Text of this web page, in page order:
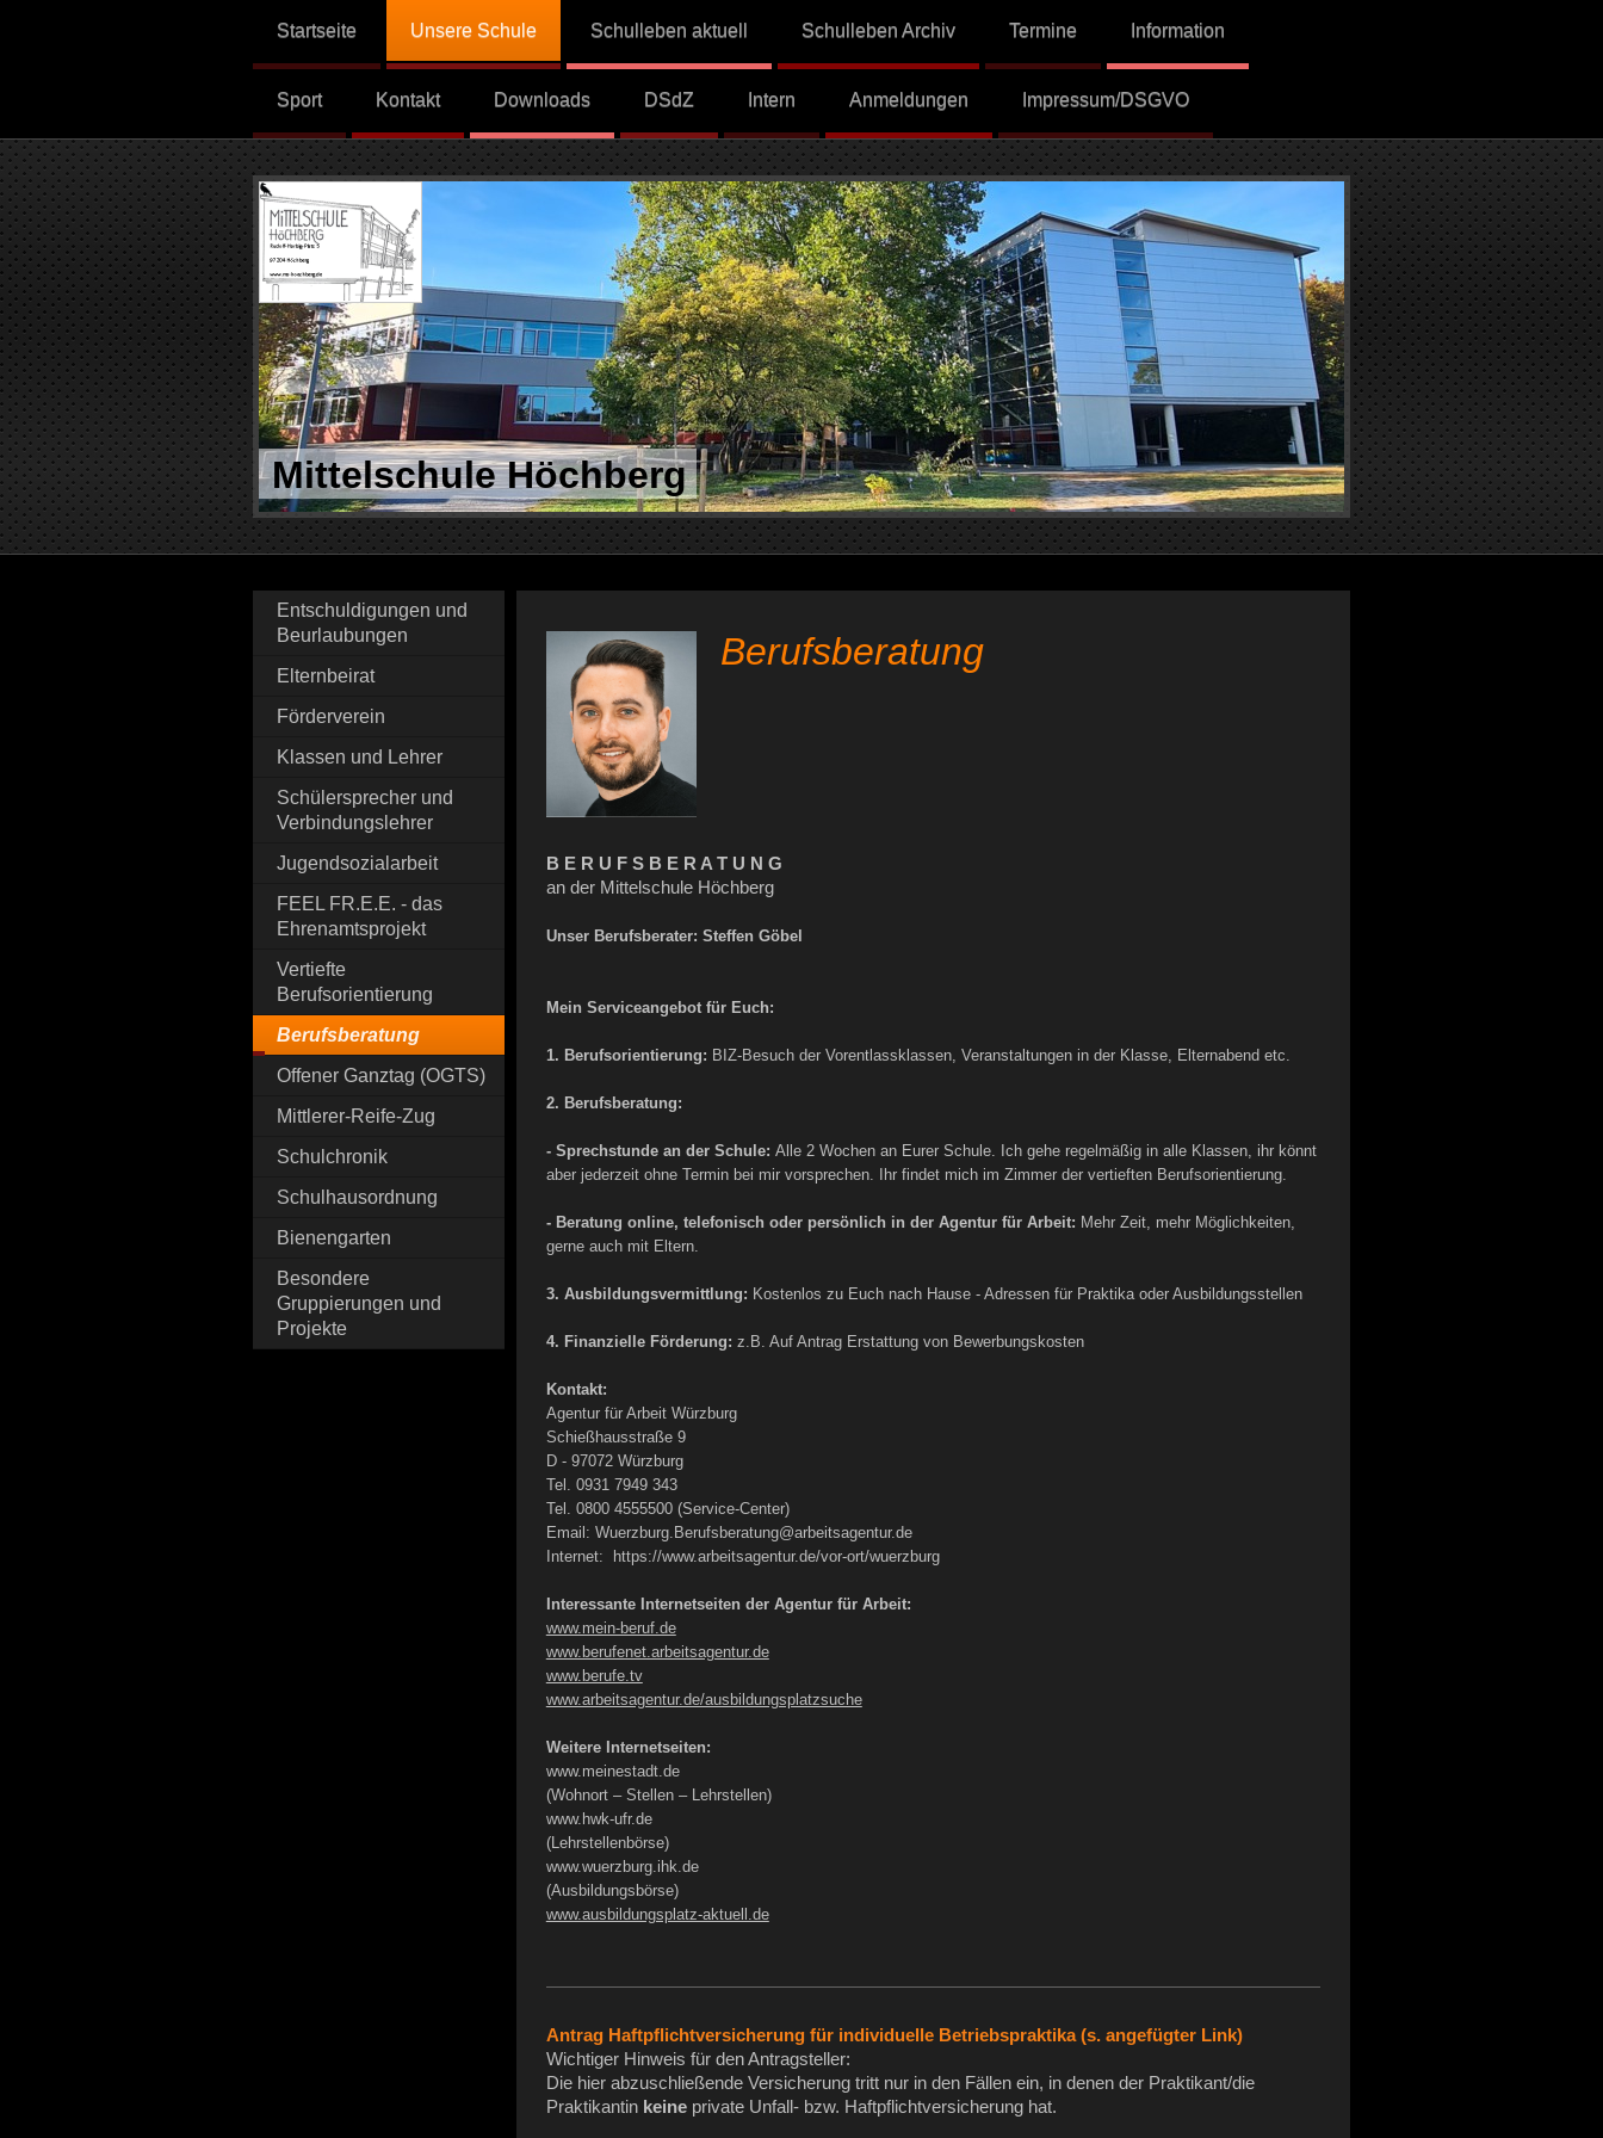
Startseite Unsere Schule Schulleben aktuell Schulleben Archiv Termine Information
Sport Kontakt Downloads DSdZ Intern Anmeldungen Impressum/DSGVO
Mittelschule Höchberg
Entschuldigungen und
Beurlaubungen
Elternbeirat
Förderverein
Klassen und Lehrer
Schülersprecher und
Verbindungslehrer
Jugendsozialarbeit
FEEL FR.E.E. - das
Ehrenamtsprojekt
Vertiefte
Berufsorientierung
Berufsberatung
Offener Ganztag (OGTS)
Mittlerer-Reife-Zug
Schulchronik
Schulhausordnung
Bienengarten
Besondere
Gruppierungen und
Projekte
Berufsberatung
B E R U F S B E R A T U N G
an der Mittelschule Höchberg
Unser Berufsberater: Steffen Göbel
Mein Serviceangebot für Euch:
1. Berufsorientierung: BIZ-Besuch der Vorentlassklassen, Veranstaltungen in der Klasse, Elternabend etc.
2. Berufsberatung:
- Sprechstunde an der Schule: Alle 2 Wochen an Eurer Schule. Ich gehe regelmäßig in alle Klassen, ihr könnt
aber jederzeit ohne Termin bei mir vorsprechen. Ihr findet mich im Zimmer der vertieften Berufsorientierung.
- Beratung online, telefonisch oder persönlich in der Agentur für Arbeit: Mehr Zeit, mehr Möglichkeiten,
gerne auch mit Eltern.
3. Ausbildungsvermittlung: Kostenlos zu Euch nach Hause - Adressen für Praktika oder Ausbildungsstellen
4. Finanzielle Förderung: z.B. Auf Antrag Erstattung von Bewerbungskosten
Kontakt:
Agentur für Arbeit Würzburg
Schießhausstraße 9
D - 97072 Würzburg
Tel. 0931 7949 343
Tel. 0800 4555500 (Service-Center)
Email: Wuerzburg.Berufsberatung@arbeitsagentur.de
Internet: https://www.arbeitsagentur.de/vor-ort/wuerzburg
Interessante Internetseiten der Agentur für Arbeit:
www.mein-beruf.de
www.berufenet.arbeitsagentur.de
www.berufe.tv
www.arbeitsagentur.de/ausbildungsplatzsuche
Weitere Internetseiten:
www.meinestadt.de
(Wohnort – Stellen – Lehrstellen)
www.hwk-ufr.de
(Lehrstellenbörse)
www.wuerzburg.ihk.de
(Ausbildungsbörse)
www.ausbildungsplatz-aktuell.de
Antrag Haftpflichtversicherung für individuelle Betriebspraktika (s. angefügter Link)
Wichtiger Hinweis für den Antragsteller:
Die hier abzuschließende Versicherung tritt nur in den Fällen ein, in denen der Praktikant/die
Praktikantin keineprivate Unfall- bzw. Haftpflichtversicherung hat.